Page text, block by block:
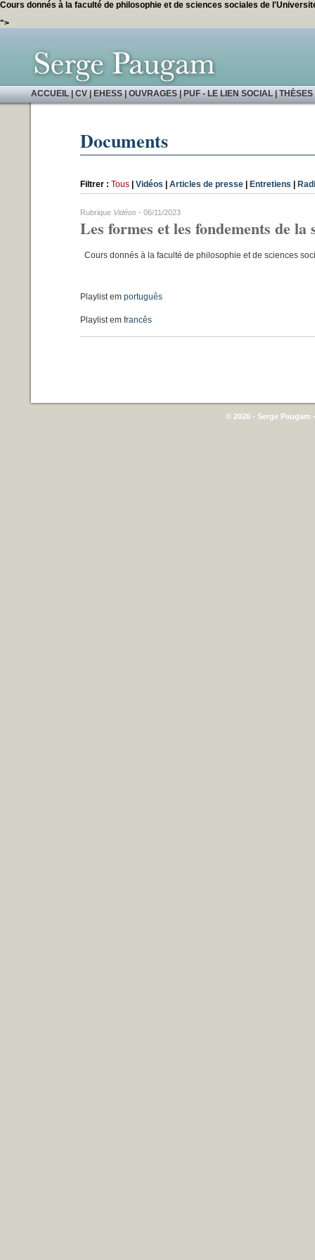
Cours donnés à la faculté de philosophie et de sciences sociales de
">
ACCUEIL|CV|EHESS|OUVRAGES|PUF - LE LIEN SOCIAL|THÈSES
Documents
Filtrer : Tous Vidéos Articles de presse Entretiens
Rubrique Vidéos - 06/11/2023
Les formes et les fondements de
Cours donnés à la faculté de philosophie et de sciences
Playlist em português
Playlist em francês
© 2026 - Serge